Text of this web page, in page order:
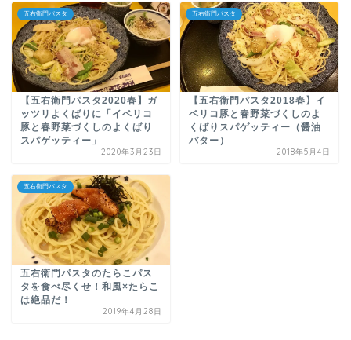
五右衛門パスタ
【五右衛門パスタ2020春】ガ
ッツリよくばりに「イベリコ
豚と春野菜づくしのよくばり
スパゲッティー」
2020年3月23日
五右衛門パスタ
【五右衛門パスタ2018春】イ
ベリコ豚と春野菜づくしのよ
くばりスパゲッティー（醤油
バター）
2018年5月4日
五右衛門パスタ
五右衛門パスタのたらこパス
タを食べ尽くせ！和風×たらこ
は絶品だ！
2019年4月28日